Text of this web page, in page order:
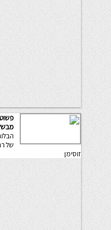
פשוט
של
זוסימן